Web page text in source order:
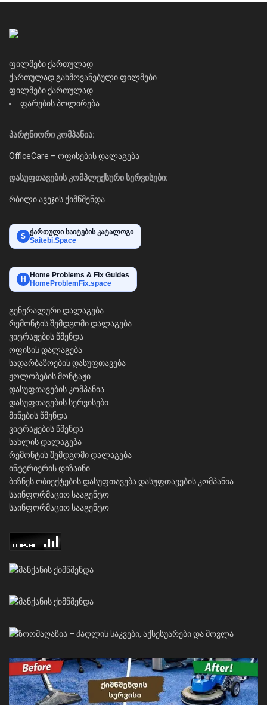
ფილმები ქართულად
ქართულად გახმოვანებული ფილმები
ფილმები ქართულად
ფარების პოლირება
პარტნიორი კომპანია:
OfficeCare – ოფისების დალაგება
დასუფთავების კომპლექსური სერვისები:
რბილი ავეჯის ქიმწმენდა
S ქართული საიტების კატალოგი
Saitebi.Space
H Home Problems & Fix Guides
HomeProblemFix.space
გენერალური დალაგება
რემონტის შემდგომი დალაგება
ვიტრაჟების წმენდა
ოფისის დალაგება
სადარბაზოების დასუფთავება
ჟოლობების მონტაჟი
დასუფთავების კომპანია
დასუფთავების სერვისები
მინების წმენდა
ვიტრაჟების წმენდა
სახლის დალაგება
რემონტის შემდგომი დალაგება
ინტერიერის დიზაინი
ბიზნეს ობიექტების დასუფთავებადასუფთავების კომპანია
საინფორმაციო სააგენტო
საინფორმაციო სააგენტო